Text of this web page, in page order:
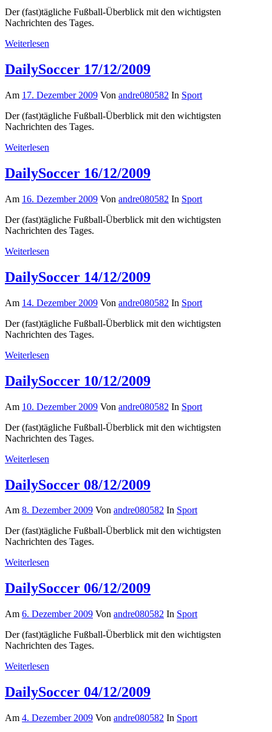
Der (fast)tägliche Fußball-Überblick mit den wichtigsten
Nachrichten des Tages.
Weiterlesen
DailySoccer 17/12/2009
Am 17. Dezember 2009 Von andre080582 In Sport
Der (fast)tägliche Fußball-Überblick mit den wichtigsten
Nachrichten des Tages.
Weiterlesen
DailySoccer 16/12/2009
Am 16. Dezember 2009 Von andre080582 In Sport
Der (fast)tägliche Fußball-Überblick mit den wichtigsten
Nachrichten des Tages.
Weiterlesen
DailySoccer 14/12/2009
Am 14. Dezember 2009 Von andre080582 In Sport
Der (fast)tägliche Fußball-Überblick mit den wichtigsten
Nachrichten des Tages.
Weiterlesen
DailySoccer 10/12/2009
Am 10. Dezember 2009 Von andre080582 In Sport
Der (fast)tägliche Fußball-Überblick mit den wichtigsten
Nachrichten des Tages.
Weiterlesen
DailySoccer 08/12/2009
Am 8. Dezember 2009 Von andre080582 In Sport
Der (fast)tägliche Fußball-Überblick mit den wichtigsten
Nachrichten des Tages.
Weiterlesen
DailySoccer 06/12/2009
Am 6. Dezember 2009 Von andre080582 In Sport
Der (fast)tägliche Fußball-Überblick mit den wichtigsten
Nachrichten des Tages.
Weiterlesen
DailySoccer 04/12/2009
Am 4. Dezember 2009 Von andre080582 In Sport